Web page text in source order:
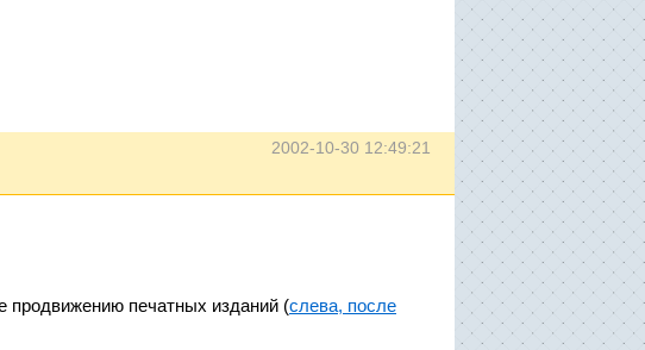
2002-10-30 12:49:21
продвижению печатных изданий (слева, после